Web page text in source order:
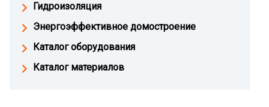
Гидроизоляция
Энергоэффективное домостроение
Каталог оборудования
Каталог материалов